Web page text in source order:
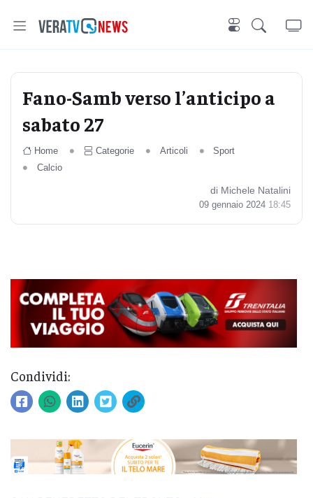
Fano-Samb verso l’anticipo a
sabato 27
Home Categorie Articoli
Sport
Calcio
di Michele Natalini
09 gennaio 2024 18:45
Condividi: